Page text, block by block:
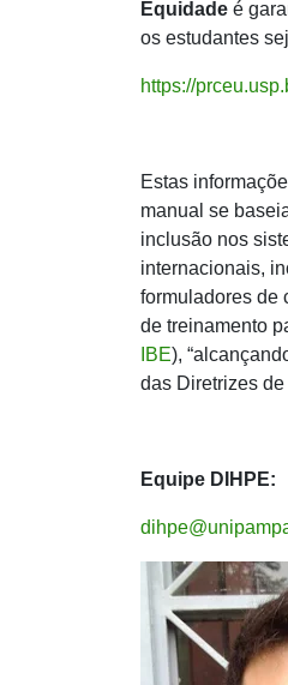
Equidade é
os estudantes
https://
Estas
manual se
inclusão nos
internacionais,
formuladores de
de treinamento
IBE),
das Diretrizes
Equipe DIHPE: